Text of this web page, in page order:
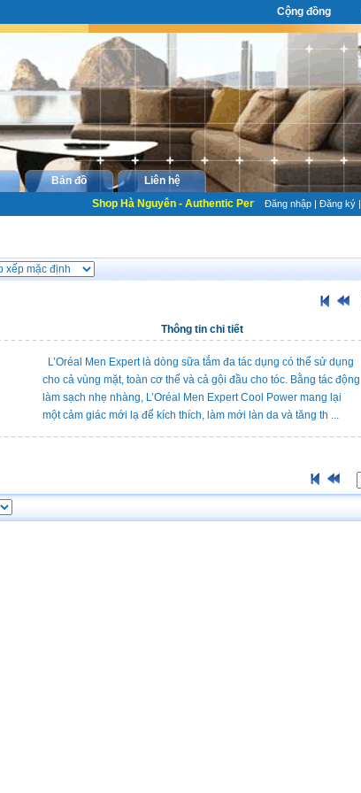
Cộng đồng
Bản đồ Liên hệ
Shop Hà Nguyễn - Authentic PerfumeĐăng nhập | Đăng ký |
Thông tin chi tiết
L’Oréal Men Expert là dòng sữa tắm đa tác dụng có thể sử dụng
cho cả vùng mặt, toàn cơ thể và cả gội đầu cho tóc. Bằng tác động
làm sạch nhẹ nhàng, L’Oréal Men Expert Cool Power mang lại
một cảm giác mới lạ để kích thích, làm mới làn da và tăng th ...